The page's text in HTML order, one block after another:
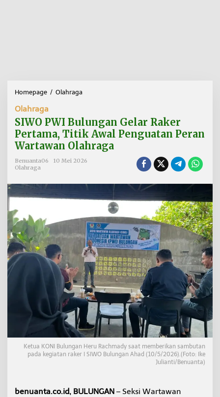
Homepage / Olahraga
O
P
W
I
u
g
n
G
e
a
r
R
a
k
e
r
r
t
a
m
i
Olahraga
SIWO PWI Bulungan Gelar Raker
Pertama, Titik Awal Penguatan Peran
Wartawan Olahraga
Benuanta06
10 Mei 2026
Olahraga
Ketua KONI Bulungan Heru Rachmady saat memberikan sambutan
pada kegiatan raker I SIWO Bulungan Ahad (10/5/2026).(Foto: Ike
Julianti/Benuanta)
benuanta.co.id, BULUNGAN – Seksi Wartawan